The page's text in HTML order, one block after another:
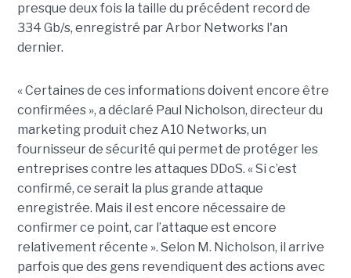
presque deux fois la taille du précédent record de
334 Gb/s, enregistré par Arbor Networks l'an
dernier.
« Certaines de ces informations doivent encore être
confirmées », a déclaré Paul Nicholson, directeur du
marketing produit chez A10 Networks, un
fournisseur de sécurité qui permet de protéger les
entreprises contre les attaques DDoS. « Si c’est
confirmé, ce serait la plus grande attaque
enregistrée. Mais il est encore nécessaire de
confirmer ce point, car l’attaque est encore
relativement récente ». Selon M. Nicholson, il arrive
parfois que des gens revendiquent des actions avec